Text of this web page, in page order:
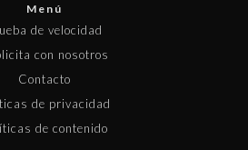
Menú
de velocidad
con nosotros
Contacto
de privacidad
de contenido